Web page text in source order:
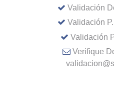
Validación
Validación
Validación
Verifique